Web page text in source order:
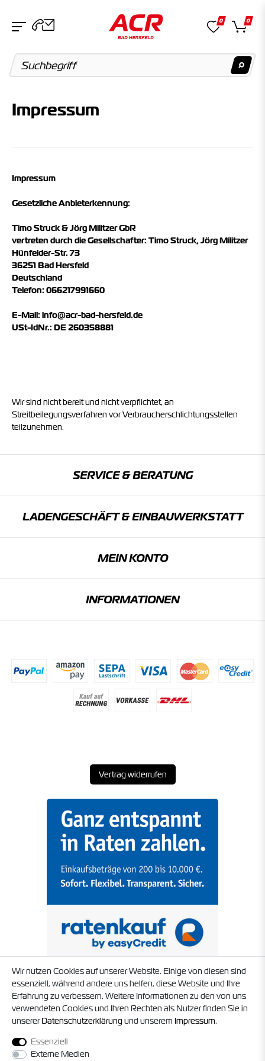
Suchvorschläge
Kategorien
Keine Suchergebnisse gefunden.
0 0
Impressum
Impressum
Gesetzliche Anbieterkennung:
Timo Struck & Jörg Militzer GbR
vertreten durch die Gesellschafter: Timo Struck, Jörg Militzer
Hünfelder-Str. 73
36251 Bad Hersfeld
Deutschland
Telefon: 066217991660
E-Mail: info@acr-bad-hersfeld.de
USt-IdNr.: DE 260358881
Wir sind nicht bereit und nicht verpflichtet, an
Streitbeilegungsverfahren vor Verbraucherschlichtungsstellen
teilzunehmen.
SERVICE & BERATUNG
LADENGESCHÄFT & EINBAU­WERKSTATT
MEIN KONTO
INFORMATIONEN
Vertrag widerrufen
Wir nutzen Cookies auf unserer Website. Einige von diesen sind
essenziell, während andere uns helfen, diese Website und Ihre
Erfahrung zu verbessern. Weitere Informationen zu den von uns
verwendeten Cookies und Ihren Rechten als Nutzer finden Sie in
unsererDaten­schutz­erklärungund unserem Impressum.
Essenziell
Externe Medien